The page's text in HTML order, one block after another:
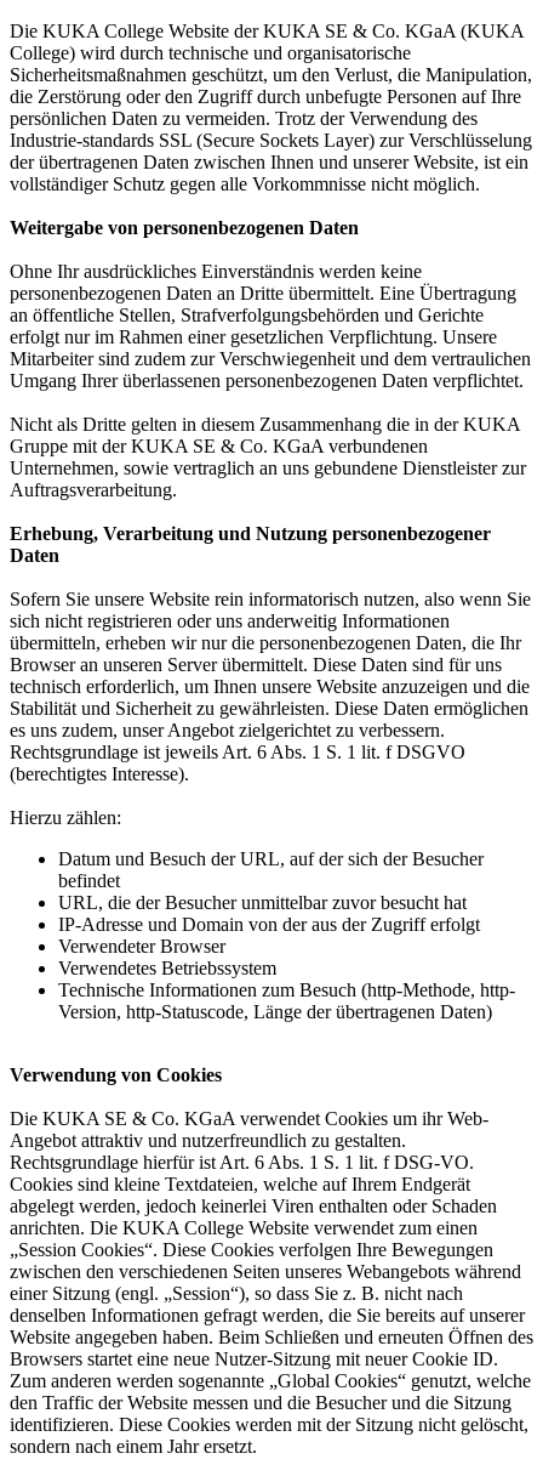
Die KUKA College Website der KUKA SE & Co. KGaA (KUKA
College) wird durch technische und organisatorische
Sicherheitsmaßnahmen geschützt, um den Verlust, die Manipulation,
die Zerstörung oder den Zugriff durch unbefugte Personen auf Ihre
persönlichen Daten zu vermeiden. Trotz der Verwendung des
Industrie-standards SSL (Secure Sockets Layer) zur Verschlüsselung
der übertragenen Daten zwischen Ihnen und unserer Website, ist ein
vollständiger Schutz gegen alle Vorkommnisse nicht möglich.
Weitergabe von personenbezogenen Daten
Ohne Ihr ausdrückliches Einverständnis werden keine
personenbezogenen Daten an Dritte übermittelt. Eine Übertragung
an öffentliche Stellen, Strafverfolgungsbehörden und Gerichte
erfolgt nur im Rahmen einer gesetzlichen Verpflichtung. Unsere
Mitarbeiter sind zudem zur Verschwiegenheit und dem vertraulichen
Umgang Ihrer überlassenen personenbezogenen Daten verpflichtet.
Nicht als Dritte gelten in diesem Zusammenhang die in der KUKA
Gruppe mit der KUKA SE & Co. KGaA verbundenen
Unternehmen, sowie vertraglich an uns gebundene Dienstleister zur
Auftragsverarbeitung.
Erhebung, Verarbeitung und Nutzung personenbezogener
Daten
Sofern Sie unsere Website rein informatorisch nutzen, also wenn Sie
sich nicht registrieren oder uns anderweitig Informationen
übermitteln, erheben wir nur die personenbezogenen Daten, die Ihr
Browser an unseren Server übermittelt. Diese Daten sind für uns
technisch erforderlich, um Ihnen unsere Website anzuzeigen und die
Stabilität und Sicherheit zu gewährleisten. Diese Daten ermöglichen
es uns zudem, unser Angebot zielgerichtet zu verbessern.
Rechtsgrundlage ist jeweils Art. 6 Abs. 1 S. 1 lit. f DSGVO
(berechtigtes Interesse).
Hierzu zählen:
Datum und Besuch der URL, auf der sich der Besucher
befindet
URL, die der Besucher unmittelbar zuvor besucht hat
IP-Adresse und Domain von der aus der Zugriff erfolgt
Verwendeter Browser
Verwendetes Betriebssystem
Technische Informationen zum Besuch (http-Methode, http-
Version, http-Statuscode, Länge der übertragenen Daten)
Verwendung von Cookies
Die KUKA SE & Co. KGaA verwendet Cookies um ihr Web-
Angebot attraktiv und nutzerfreundlich zu gestalten.
Rechtsgrundlage hierfür ist Art. 6 Abs. 1 S. 1 lit. f DSG-VO.
Cookies sind kleine Textdateien, welche auf Ihrem Endgerät
abgelegt werden, jedoch keinerlei Viren enthalten oder Schaden
anrichten. Die KUKA College Website verwendet zum einen
„Session Cookies“. Diese Cookies verfolgen Ihre Bewegungen
zwischen den verschiedenen Seiten unseres Webangebots während
einer Sitzung (engl. „Session“), so dass Sie z. B. nicht nach
denselben Informationen gefragt werden, die Sie bereits auf unserer
Website angegeben haben. Beim Schließen und erneuten Öffnen des
Browsers startet eine neue Nutzer-Sitzung mit neuer Cookie ID.
Zum anderen werden sogenannte „Global Cookies“ genutzt, welche
den Traffic der Website messen und die Besucher und die Sitzung
identifizieren. Diese Cookies werden mit der Sitzung nicht gelöscht,
sondern nach einem Jahr ersetzt.